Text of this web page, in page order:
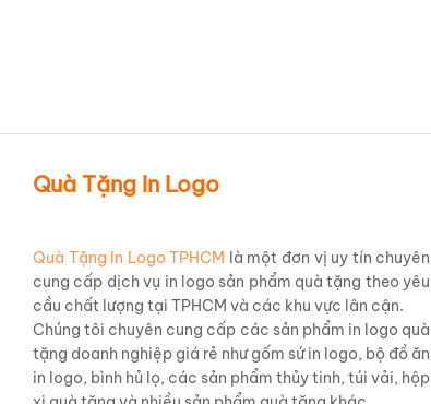
Quà Tặng In Logo
Quà Tặng In Logo TPHCM là một đơn vị uy tín chuyên
cung cấp dịch vụ in logo sản phẩm quà tặng theo yêu
cầu chất lượng tại TPHCM và các khu vực lân cận.
Chúng tôi chuyên cung cấp các sản phẩm in logo quà
tặng doanh nghiệp giá rẻ như gốm sứ in logo, bộ đồ ăn
in logo, bình hủ lọ, các sản phẩm thủy tinh, túi vải, hộp